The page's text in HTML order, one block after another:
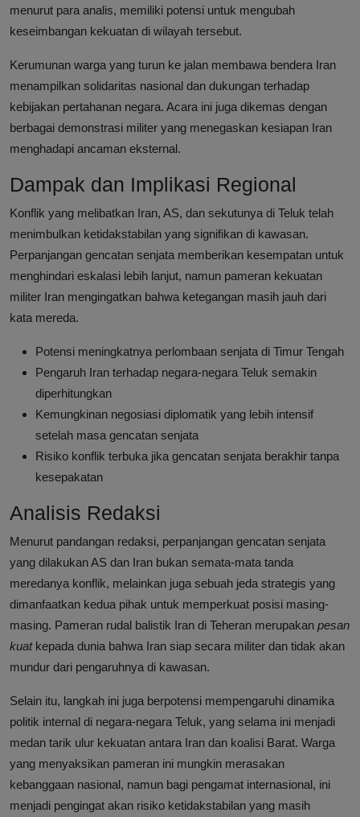
menurut para analis, memiliki potensi untuk mengubah
keseimbangan kekuatan di wilayah tersebut.
Kerumunan warga yang turun ke jalan membawa bendera Iran
menampilkan solidaritas nasional dan dukungan terhadap
kebijakan pertahanan negara. Acara ini juga dikemas dengan
berbagai demonstrasi militer yang menegaskan kesiapan Iran
menghadapi ancaman eksternal.
Dampak dan Implikasi Regional
Konflik yang melibatkan Iran, AS, dan sekutunya di Teluk telah
menimbulkan ketidakstabilan yang signifikan di kawasan.
Perpanjangan gencatan senjata memberikan kesempatan untuk
menghindari eskalasi lebih lanjut, namun pameran kekuatan
militer Iran mengingatkan bahwa ketegangan masih jauh dari
kata mereda.
Potensi meningkatnya perlombaan senjata di Timur Tengah
Pengaruh Iran terhadap negara-negara Teluk semakin
diperhitungkan
Kemungkinan negosiasi diplomatik yang lebih intensif
setelah masa gencatan senjata
Risiko konflik terbuka jika gencatan senjata berakhir tanpa
kesepakatan
Analisis Redaksi
Menurut pandangan redaksi, perpanjangan gencatan senjata
yang dilakukan AS dan Iran bukan semata-mata tanda
meredanya konflik, melainkan juga sebuah jeda strategis yang
dimanfaatkan kedua pihak untuk memperkuat posisi masing-
masing. Pameran rudal balistik Iran di Teheran merupakan pesan
kuatkepada dunia bahwa Iran siap secara militer dan tidak akan
mundur dari pengaruhnya di kawasan.
Selain itu, langkah ini juga berpotensi mempengaruhi dinamika
politik internal di negara-negara Teluk, yang selama ini menjadi
medan tarik ulur kekuatan antara Iran dan koalisi Barat. Warga
yang menyaksikan pameran ini mungkin merasakan
kebanggaan nasional, namun bagi pengamat internasional, ini
menjadi pengingat akan risiko ketidakstabilan yang masih